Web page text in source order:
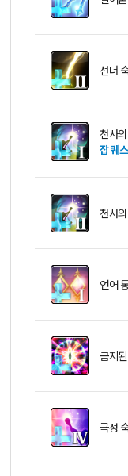
선더
천사
잡 퀘
천사
언어
금지
극성